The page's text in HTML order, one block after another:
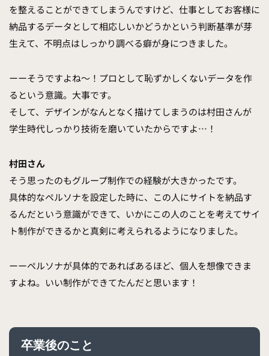
を整えることができてしまうんですけど、仕事としてお客様に
納品するデータとして相応しいかどうかという判断基準が芽
生えて、不明点はしっかり調べる癖が身につきました。
ーーそうですよね〜！プロとして恥ずかしくないデータを作
るという意識。大事です。
そして、デザインがなんとなく描けてしまうのは村田さんが
学生時代しっかり技術を磨いていたからですよ…！
村田さん
そう思ったのもグループ制作での経験が大きかったです。
具体的なペルソナを設定した時に、この人にサイトを納品す
るんだという意識ができて、いかにこの人のことを考えてサイ
ト制作ができるかと真剣に考えられるようになりました。
ーーペルソナが具体的であればあるほど、個人を想像できま
すよね。いい制作ができてたんだと思います！
卒業後のこと